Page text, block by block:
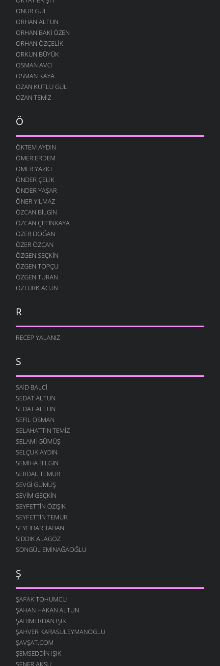
DINLE BENI OĞULCAN
11 OCAK 2009
FILISTIN İÇIN UYAN
7 OCAK 2009
AĞLARDI
7 OCAK 2009
KÖYÜMÜ TANI
7 OCAK 2009
ONUR GÜL
ORHAN ALTUN
ORHAN BAKI ÖZEN
ORHAN ÖZÇELIK
ORKUN BÜYÜK
OSMAN AVCI
OSMAN KAYA
OZAN KUTLU GÜL
OZAN TEMIZ
Ö
ÖKTEM AYDIN
ÖMER ERDEM
ÖMER YAZICI
ÖNDER ÇELIK
ÖNDER YAŞAR
ÖNER YILMAZ
ÖZCAN BILGIN
ÖZCAN ÇETINKAYA
ÖZER DOĞAN
ÖZER ÖZCAN
ÖZGEN SEÇKIN
ÖZGEN TOPÇU
ÖZGEN TURAN
ÖZTÜRK ACUN
R
RECEP YALANIZ
S
SAID BALCI
SEDAT ALTUN
SEDAT ALTUN
SEFIL OSMAN
SELAHATTIN TEMIZ
SELAMI GÜMÜŞ
SELÇUK AYDIN
SEMIHA BILGIN
SERDAL TEMUR
SEVGI GÜMÜŞ
SEVIM GEÇKIN
SEYFETTIN ÖZIŞIK
SEYFETTIN TEMUR
SEYFIDAR TABAN
SIDDIK ALAGÖZ
SONGÜL EMINAĞAOĞLU
Ş
ŞAFAK TOHUMCU
ŞAHAN HAKAN ALTUN
ŞAHIMERDAN IŞIK
ŞAHVER KARASULEYMANOGLU
ŞAVŞAT.COM
ŞEMSEDDIN IŞIK
ŞENER AKSU